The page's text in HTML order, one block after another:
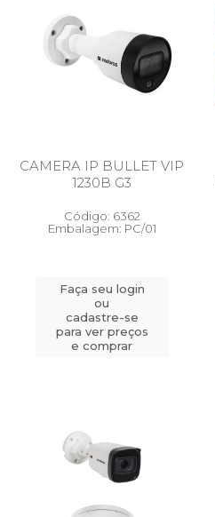
CAMERA IP BULLET VIP
1230B G3
Código: 6362
Embalagem: PC/01
Faça seu login
ou
cadastre-se
para ver preços
e comprar